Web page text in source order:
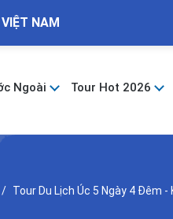
NAM
Ngoài Tour Hot 2026
Tour Du Lịch Úc 5 Ngày 4 Đêm